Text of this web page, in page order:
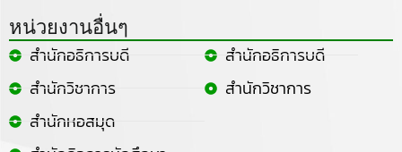
หน่วยงานอื่นๆ
สำนักอธิการบดี
สำนักวิชาการ
สำนักหอสมุด
สำนักอธิการบดี
สำนักวิชาการ